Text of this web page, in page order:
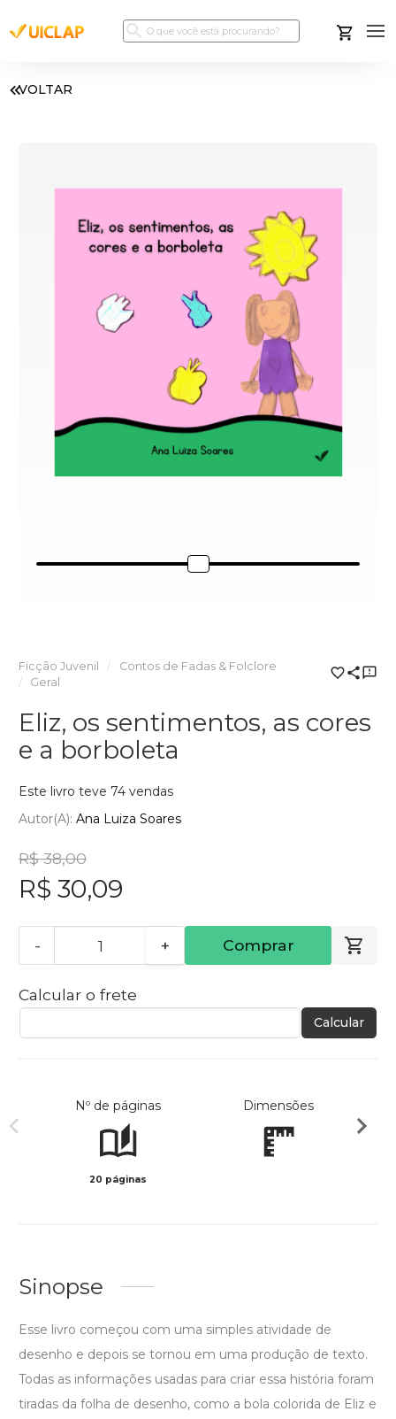
VOLTAR
Ficção Juvenil
Contos de Fadas & Folclore
Geral
Eliz, os sentimentos, as cores
e a borboleta
Este livro teve 74 vendas
Autor(a): Ana Luiza Soares
R$ 38,00
R$ 30,09
- + Comprar
Calcular o frete
Calcular
Nº de páginas
20 páginas
Dimensões
Sinopse
Esse livro começou com uma simples atividade de
desenho e depois se tornou em uma produção de texto.
Todas as informações usadas para criar essa história foram
tiradas da folha de desenho, como a bola colorida de Eliz e